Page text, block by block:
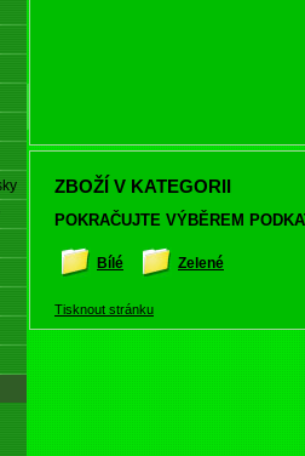
ZBOŽÍ V KATEGORII
POKRAČUJTE VÝBĚREM
Bílé Zelené
Tisknout stránku